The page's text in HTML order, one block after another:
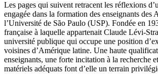
Les pages qui suivent retracent les réflexions
engagée dans la formation des enseignants des
l’Université de São Paulo (USP). Fondée en
française à laquelle appartenait Claude Lévi-
université publique qui occupe une position
voisines d’Amérique latine. Une haute
enseignants, une forte incitation à la recherche
matériels adéquats font d’elle un terrain